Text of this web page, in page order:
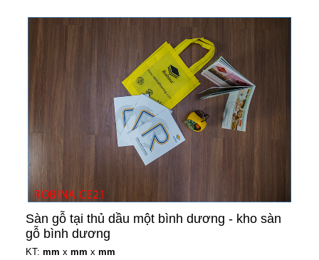
Sàn gỗ tại thủ dầu một bình dương - kho sàn
gỗ bình dương
KT: mm x mm x mm